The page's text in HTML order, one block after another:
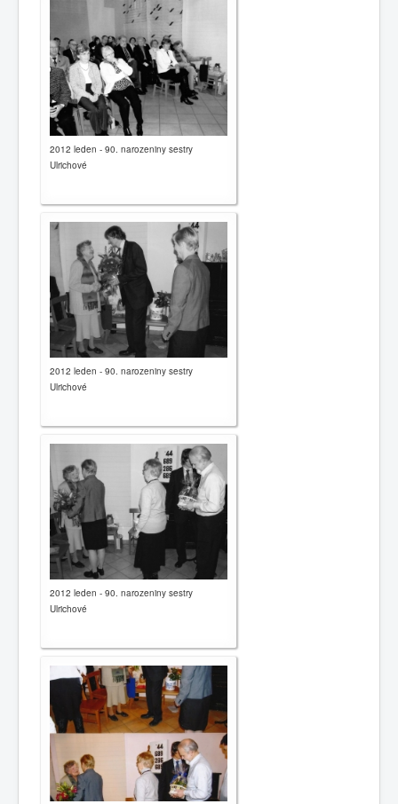
12345
Hauptseite
Geschichte
Kontakte
Gemeinden
Links
Nachrichten
2012 leden - 90. narozeniny sestry
Ulrichové
2012 leden - 90. narozeniny sestry
Ulrichové
2012 leden - 90. narozeniny sestry
Ulrichové